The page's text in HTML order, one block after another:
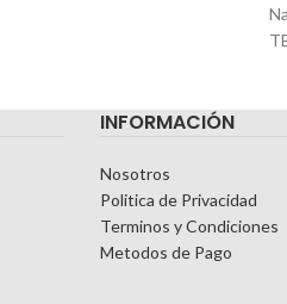
INFORMACIÓN
Nosotros
Politica de Privacidad
Terminos y Condiciones
Metodos de Pago